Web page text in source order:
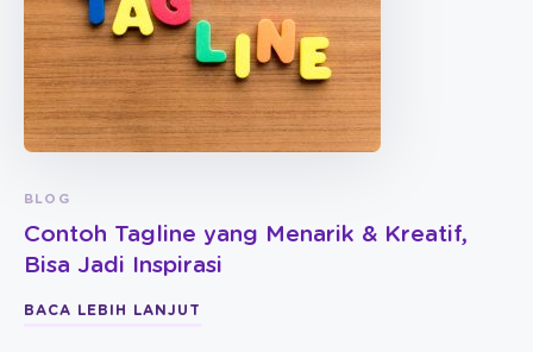
BLOG
Contoh Tagline yang Menarik & Kreatif,
Bisa Jadi Inspirasi
BACA LEBIH LANJUT